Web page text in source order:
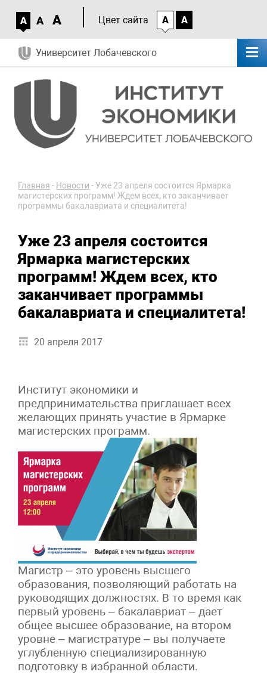
A A A Цвет сайта A A
Университет Лобачевского
Главная - Новости - Уже 23 апреля состоится Ярмарка
магистерских программ! Ждем всех, кто заканчивает
программы бакалавриата и специалитета!
Уже 23 апреля состоится
Ярмарка магистерских
программ! Ждем всех, кто
заканчивает программы
бакалавриата и специалитета!
20 апреля 2017
Институт экономики и
предпринимательства приглашает всех
желающих принять участие в Ярмарке
магистерских программ.
Магистр – это уровень высшего
образования, позволяющий работать на
руководящих должностях. В то время как
первый уровень – бакалавриат – дает
общее высшее образование, на втором
уровне – магистратуре – вы получаете
углубленную специализированную
подготовку в избранной области.